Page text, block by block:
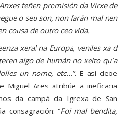
teñen promisión da Virxe de
o seu son, non farán mal nen
cousa de outro ceo vida.
xeral na Europa, venlles xa d
algo de humán no xeito qu´a
un nome, etc...”. E así debe
Miguel Ares atribúe a ineficacia
da campá da Igrexa de San
consagración: “Foi mal bendita,